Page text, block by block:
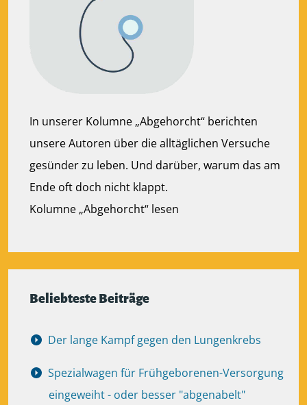
In unserer Kolumne „Abgehorcht“ berichten
unsere Autoren über die alltäglichen Versuche
gesünder zu leben. Und darüber, warum das am
Ende oft doch nicht klappt.
Kolumne „Abgehorcht“ lesen
Beliebteste Beiträge
Der lange Kampf gegen den Lungenkrebs
Spezialwagen für Frühgeborenen-Versorgung
eingeweiht - oder besser "abgenabelt"